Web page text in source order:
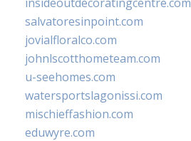
salvatoresinpoint.com
jovialfloralco.com
johnlscotthometeam.com
u-seehomes.com
watersportslagonissi.com
mischieffashion.com
eduwyre.com